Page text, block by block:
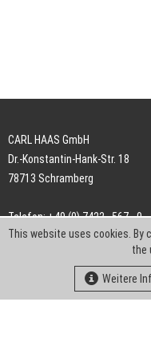
CARL HAAS GmbH
Dr.-Konstantin-Hank-Str. 18
78713 Schramberg
Telefon: +49 (0) 7422 . 567 - 0
Telefax: +49 (0) 7422 . 567 -
info-ch@kern-
This website uses cookies. By
the
Weitere